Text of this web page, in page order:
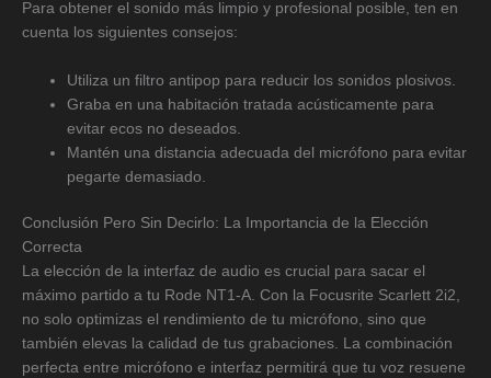
Para obtener el sonido más limpio y profesional posible, ten en
cuenta los siguientes consejos:
Utiliza un filtro antipop para reducir los sonidos plosivos.
Graba en una habitación tratada acústicamente para
evitar ecos no deseados.
Mantén una distancia adecuada del micrófono para evitar
pegarte demasiado.
Conclusión Pero Sin Decirlo: La Importancia de la Elección
Correcta
La elección de la interfaz de audio es crucial para sacar el
máximo partido a tu Rode NT1-A. Con la Focusrite Scarlett 2i2,
no solo optimizas el rendimiento de tu micrófono, sino que
también elevas la calidad de tus grabaciones. La combinación
perfecta entre micrófono e interfaz permitirá que tu voz resuene